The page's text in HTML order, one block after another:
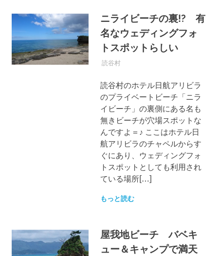
ニライビーチの裏!? 有
名なウェディングフォ
トスポットらしい
2017年6月13日
OKINAWASPOT
読谷村
読谷村のホテル日航アリビラ
のプライベートビーチ「ニラ
イビーチ」の裏側にある名も
無きビーチが穴場スポットな
んですよ＝♪ ここはホテル日
航アリビラのチャペルからす
ぐにあり、ウェディングフォ
トスポットとしても利用され
ている場所[…]
もっと読む
屋我地ビーチ バベキ
ュー＆キャンプで満天